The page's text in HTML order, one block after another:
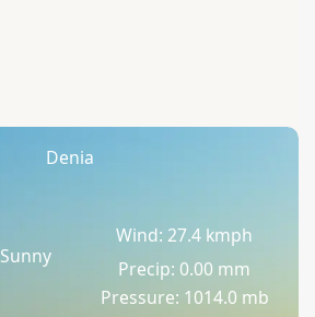
Denia
Sunny
Wind: 27.4 kmph
Precip: 0.00 mm
Pressure: 1014.0 mb